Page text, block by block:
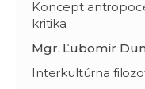
Koncept
kritika
Mgr. Ľubomír
Interkultúrna